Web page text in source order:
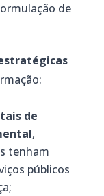
de
de
,
tenham
públicos